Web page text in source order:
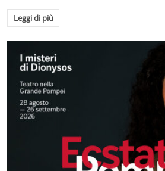
Leggi di più